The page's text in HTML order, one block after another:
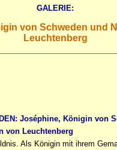
GALERIE:
von Schweden und
Leuchtenberg
Joséphine, Königin von
von Leuchtenberg
Als Königin mit ihrem